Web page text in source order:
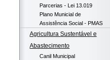
Parcerias - Lei 13.019
Plano Municial de
Assistência Social - PMAS
Agricultura Sustentável e
Abastecimento
Canil Municipal